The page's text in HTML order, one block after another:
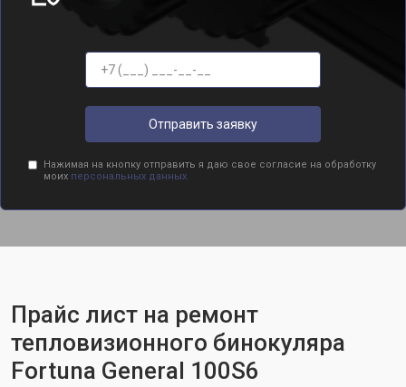
Отправить заявку
Нажимая на кнопку отправить я даю свое согласие на обработку
моих персональных данных.
Прайс лист на ремонт
тепловизионного бинокуляра
Fortuna General 100S6